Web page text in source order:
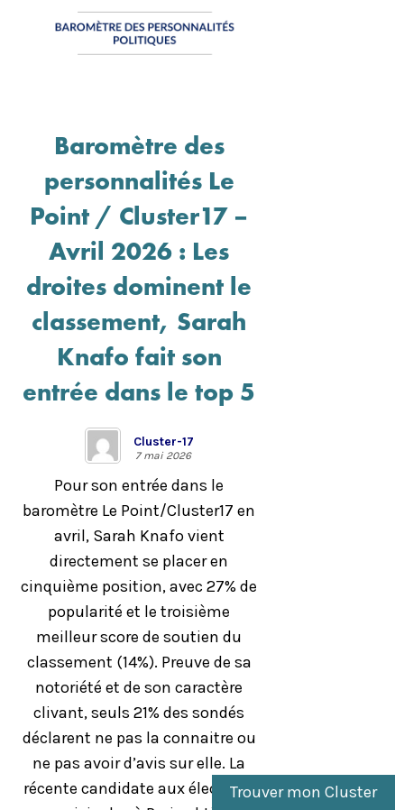
Baromètre des
personnalités Le
Point / Cluster17 –
Avril 2026 : Les
droites dominent le
classement, Sarah
Knafo fait son
entrée dans le top 5
Cluster-17
7 mai 2026
Pour son entrée dans le
baromètre Le Point/Cluster17 en
avril, Sarah Knafo vient
directement se placer en
cinquième position, avec 27% de
popularité et le troisième
meilleur score de soutien du
classement (14%). Preuve de sa
notoriété et de son caractère
clivant, seuls 21% des sondés
déclarent ne pas la connaitre ou
ne pas avoir d’avis sur elle. La
récente candidate aux électionsTrouver mon Cluster